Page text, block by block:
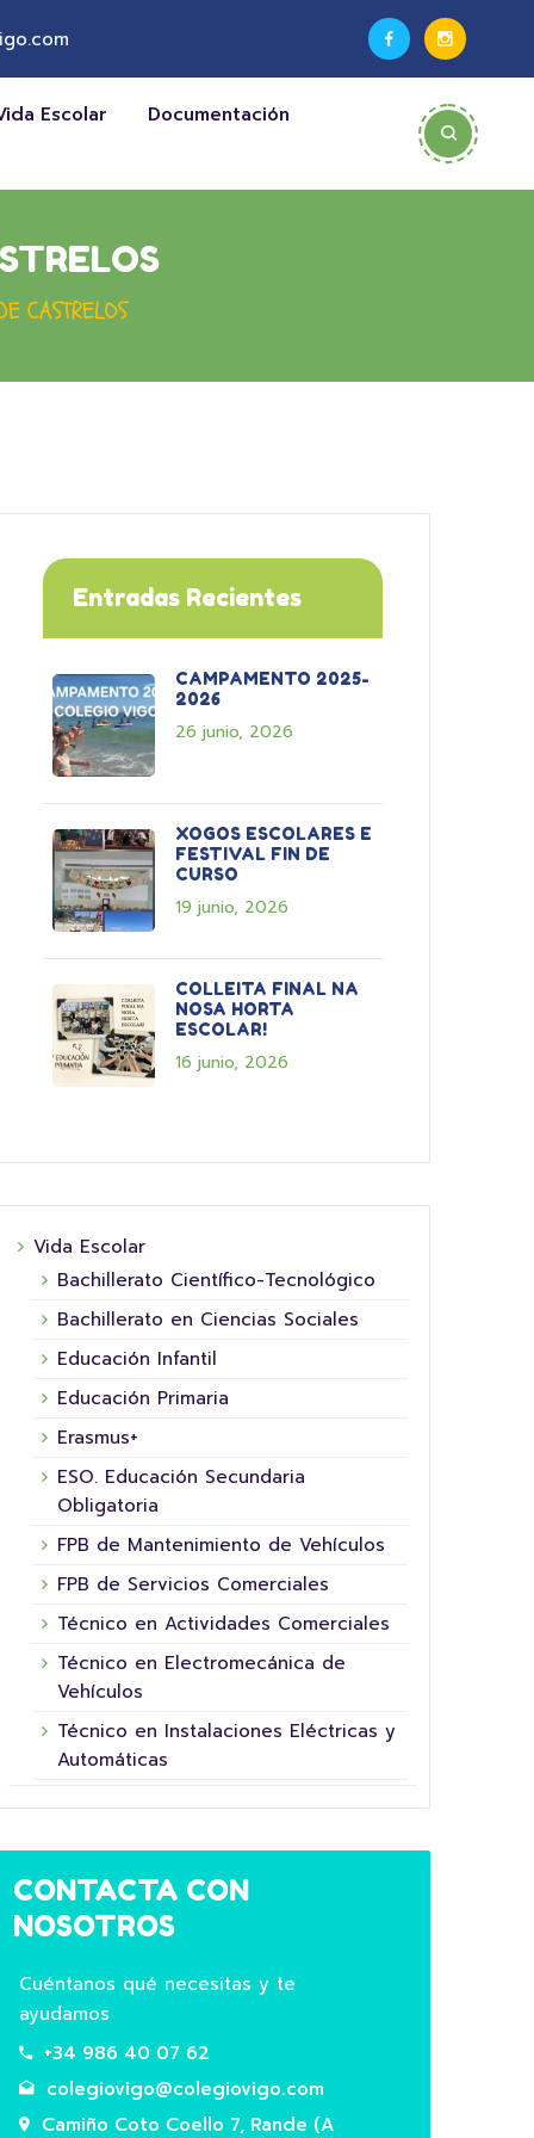
Escolar
Documentación
CASTRELOS
16 junio, 2026
5º XORNADA DE
SUPERHEROES FUNDACIÓN LA
NINETA
Entradas Recientes
CAMPAMENTO 2025-
2026
26 junio, 2026
XOGOS ESCOLARES E
FESTIVAL FIN DE
CURSO
19 junio, 2026
COLLEITA FINAL NA
NOSA HORTA
ESCOLAR!
16 junio, 2026
Vida Escolar
Bachillerato Científico-Tecnológico
Bachillerato en Ciencias Sociales
Educación Infantil
Educación Primaria
Erasmus+
ESO. Educación Secundaria
Obligatoria
FPB de Mantenimiento de Vehículos
FPB de Servicios Comerciales
Técnico en Actividades Comerciales
Técnico en Electromecánica de
Vehículos
Técnico en Instalaciones Eléctricas y
Automáticas
CONTACTA CON
NOSOTROS
Cuéntanos qué necesitas y te
ayudamos
+34 986 40 07 62
colegiovigo@colegiovigo.com
Camiño Coto Coello 7, Rande (A